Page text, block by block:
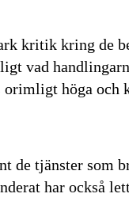
kritik kring de
vad
orimligt höga och
de tjänster som
har också